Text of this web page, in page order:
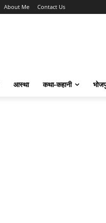
About Me Contact Us
आस्था कथा-कहानी